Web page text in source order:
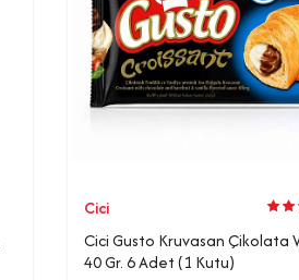
Cici
Cici Gusto Kruvasan Çikolata
40 Gr. 6 Adet (1 Kutu)